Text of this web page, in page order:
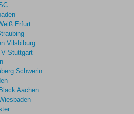
Erfurt
Vilsbiburg
Stuttgart
Schwerin
Aachen